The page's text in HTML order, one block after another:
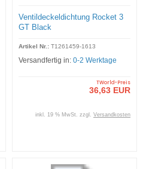
Ventildeckeldichtung Rocket 3
GT Black
Artikel Nr.: T1261459-1613
Versandfertig in: 0-2 Werktage
TWorld-Preis
36,63 EUR
inkl. 19 % MwSt. zzgl. Versandkosten